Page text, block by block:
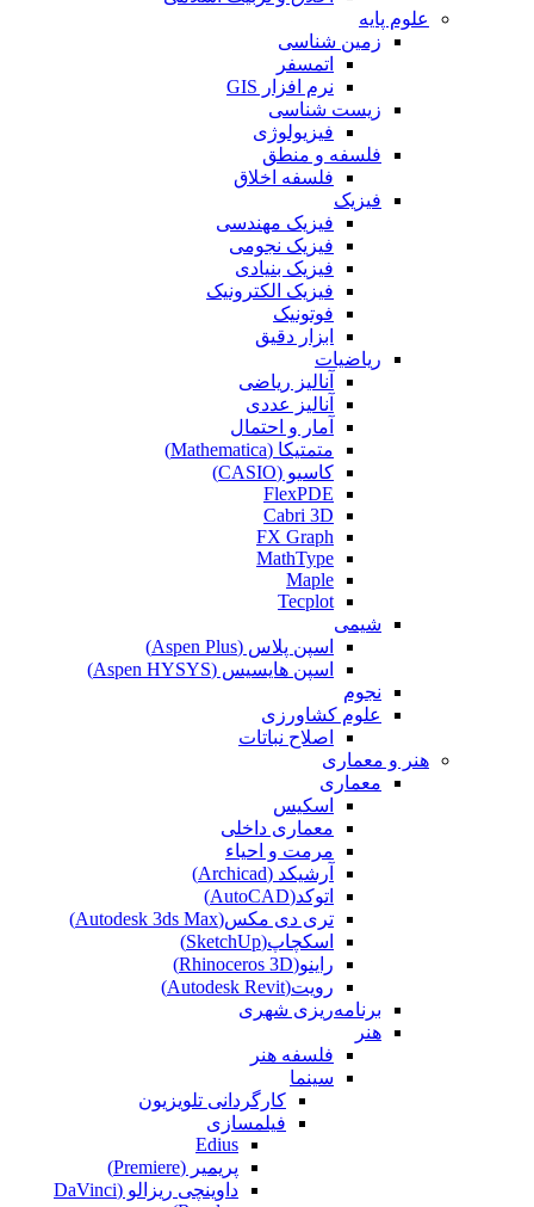
علوم پایه
زمین شناسی
اتمسفر
نرم افزار GIS
زیست شناسی
فیزیولوژی
فلسفه و منطق
فلسفه اخلاق
فیزیک
فیزیک مهندسی
فیزیک نجومی
فیزیک بنیادی
فیزیک الکترونیک
فوتونیک
ابزار دقیق
ریاضیات
آنالیز ریاضی
آنالیز عددی
آمار و احتمال
متمتیکا (Mathematica)
کاسیو (CASIO)
FlexPDE
Cabri 3D
FX Graph
MathType
Maple
Tecplot
شیمی
اسپن پلاس (Aspen Plus)
اسپن هایسیس (Aspen HYSYS)
نجوم
علوم کشاورزی
اصلاح نباتات
هنر و معماری
معماری
اسکیس
معماری داخلی
مرمت و احیاء
آرشیکد (Archicad)
اتوکد(AutoCAD)
تری دی مکس(Autodesk 3ds Max)
اسکچاپ(SketchUp)
راینو(Rhinoceros 3D)
رویت(Autodesk Revit)
برنامه‌ریزی شهری
هنر
فلسفه هنر
سینما
کارگردانی تلویزیون
فیلمسازی
Edius
پریمیر (Premiere)
داوینچی ریزالو (DaVinci